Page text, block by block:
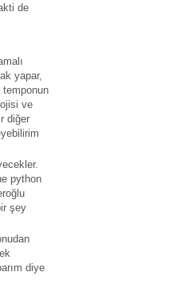
de
yapar,
ve
diğer
python
şey
diye